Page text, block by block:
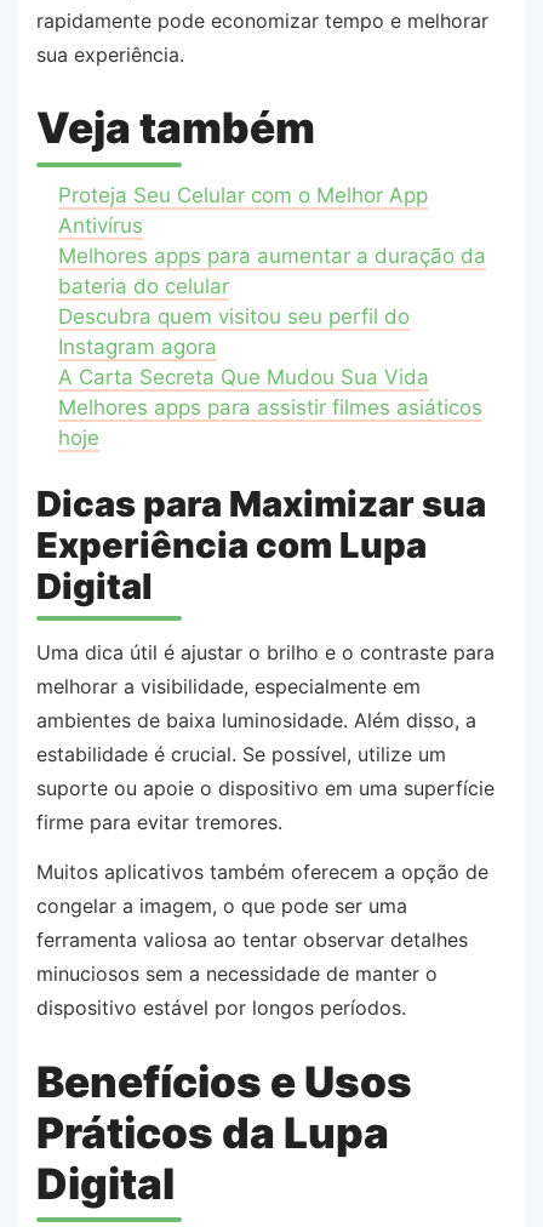
rapidamente pode economizar tempo e melhorar
sua experiência.
Veja também
Proteja Seu Celular com o Melhor App
Antivírus
Melhores apps para aumentar a duração da
bateria do celular
Descubra quem visitou seu perfil do
Instagram agora
A Carta Secreta Que Mudou Sua Vida
Melhores apps para assistir filmes asiáticos
hoje
Dicas para Maximizar sua
Experiência com Lupa
Digital
Uma dica útil é ajustar o brilho e o contraste para
melhorar a visibilidade, especialmente em
ambientes de baixa luminosidade. Além disso, a
estabilidade é crucial. Se possível, utilize um
suporte ou apoie o dispositivo em uma superfície
firme para evitar tremores.
Muitos aplicativos também oferecem a opção de
congelar a imagem, o que pode ser uma
ferramenta valiosa ao tentar observar detalhes
minuciosos sem a necessidade de manter o
dispositivo estável por longos períodos.
Benefícios e Usos
Práticos da Lupa
Digital